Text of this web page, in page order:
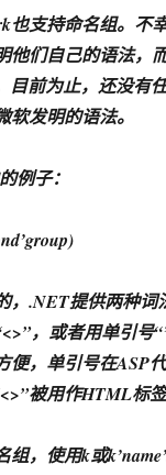
也支持命名组。不
他们自己的语法，
目前为止，还没有
发明的语法。
例子：
，.NET提供两种词
，或者用单引号
便，单引号在ASP
被用作HTML标签
组，使用k或